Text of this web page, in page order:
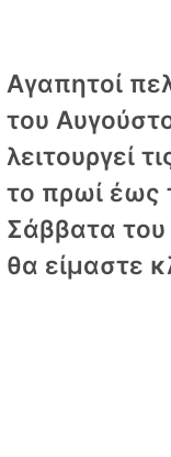
Αγαπητοί
του
λειτουργεί
το πρωί έως
Σάββατα του
θα είμαστε